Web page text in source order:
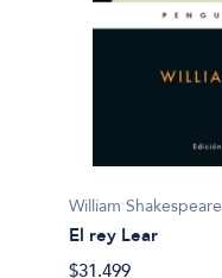
William Shakespeare
El rey Lear
$31.499